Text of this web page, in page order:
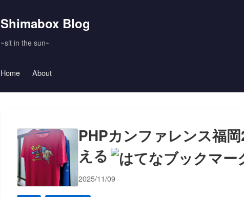
Shimabox Blog
~sit in the sun~
Home About
PHPカンファレンス福
える
2025/11/09